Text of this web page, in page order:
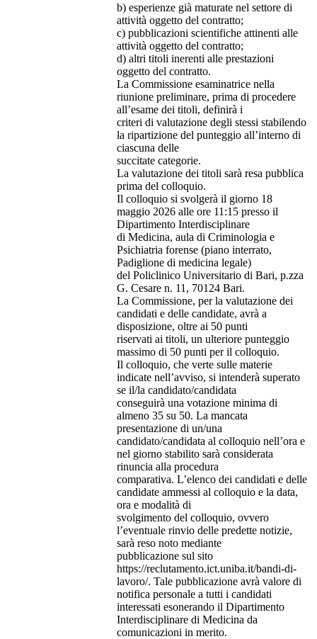
b) esperienze già maturate nel settore di
attività oggetto del contratto;
c) pubblicazioni scientifiche attinenti alle
attività oggetto del contratto;
d) altri titoli inerenti alle prestazioni
oggetto del contratto.
La Commissione esaminatrice nella
riunione preliminare, prima di procedere
all’esame dei titoli, definirà i
criteri di valutazione degli stessi stabilendo
la ripartizione del punteggio all’interno di
ciascuna delle
succitate categorie.
La valutazione dei titoli sarà resa pubblica
prima del colloquio.
Il colloquio si svolgerà il giorno 18
maggio 2026 alle ore 11:15 presso il
Dipartimento Interdisciplinare
di Medicina, aula di Criminologia e
Psichiatria forense (piano interrato,
Padiglione di medicina legale)
del Policlinico Universitario di Bari, p.zza
G. Cesare n. 11, 70124 Bari.
La Commissione, per la valutazione dei
candidati e delle candidate, avrà a
disposizione, oltre ai 50 punti
riservati ai titoli, un ulteriore punteggio
massimo di 50 punti per il colloquio.
Il colloquio, che verte sulle materie
indicate nell’avviso, si intenderà superato
se il/la candidato/candidata
conseguirà una votazione minima di
almeno 35 su 50. La mancata
presentazione di un/una
candidato/candidata al colloquio nell’ora e
nel giorno stabilito sarà considerata
rinuncia alla procedura
comparativa. L’elenco dei candidati e delle
candidate ammessi al colloquio e la data,
ora e modalità di
svolgimento del colloquio, ovvero
l’eventuale rinvio delle predette notizie,
sarà reso noto mediante
pubblicazione sul sito
https://reclutamento.ict.uniba.it/bandi-di-
lavoro/. Tale pubblicazione avrà valore di
notifica personale a tutti i candidati
interessati esonerando il Dipartimento
Interdisciplinare di Medicina da
comunicazioni in merito.